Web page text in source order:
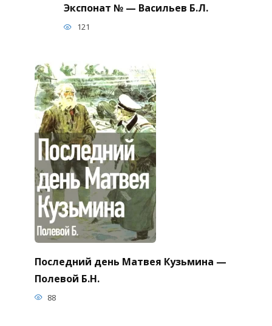
Экспонат № — Васильев Б.Л.
121
Последний день Матвея Кузьмина —
Полевой Б.Н.
88